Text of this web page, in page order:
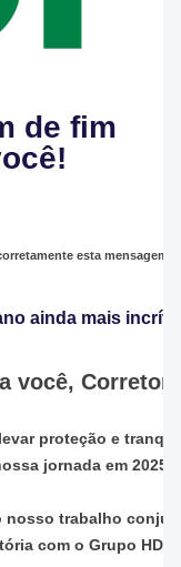
de fim
esta mensagem,
você,
proteção e
jornada em 2025.
trabalho
com o Grupo HDI.